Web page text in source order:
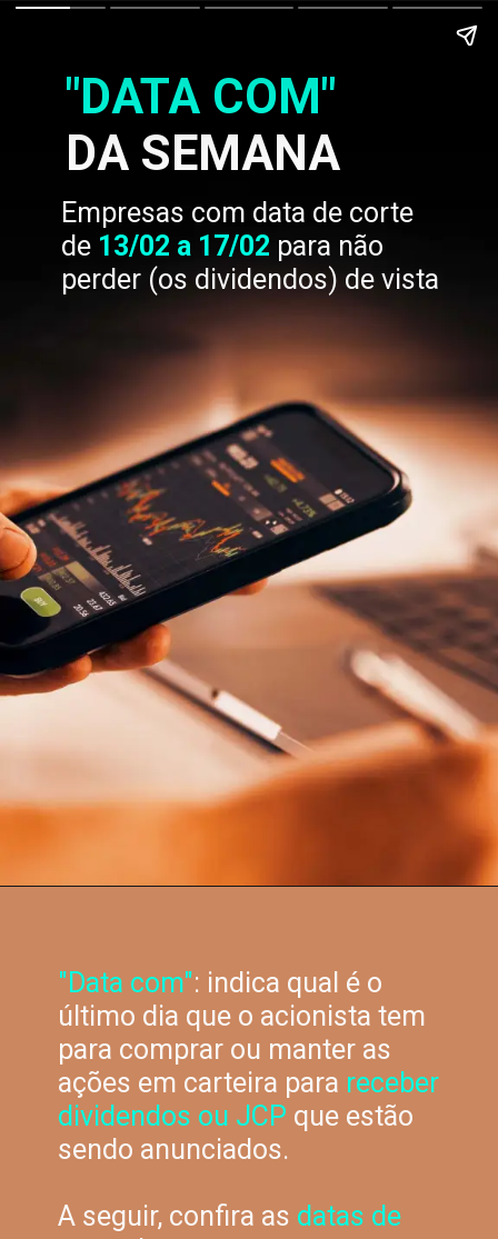
"DATA COM"
DA SEMANA
Empresas com data de corte
de 13/02 a 17/02 para não
perder (os dividendos) de vista
"Data com": indica qual é o
último dia que o acionista tem
para comprar ou manter as
ações em carteira para receber
dividendos ou JCP que estão
sendo anunciados.
A seguir, confira as datas de